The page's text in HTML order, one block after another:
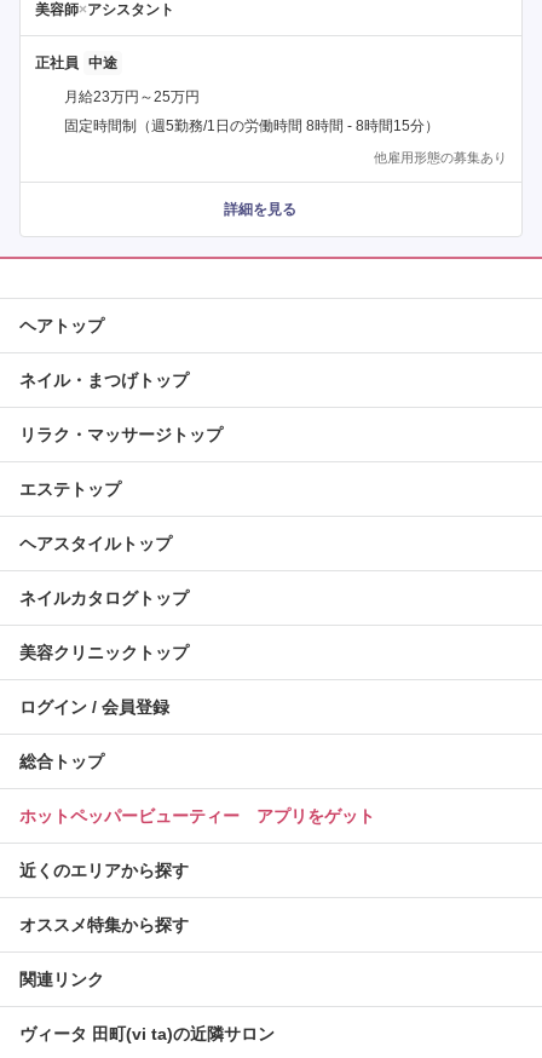
美容師×アシスタント
正社員
月給23万円～25万円
固定時間制（週5勤務/1日の労働時間 8時間 - 8時間15分）
他雇用形態の募集あり
詳細を見る
ヘアトップ
ネイル・まつげトップ
リラク・マッサージトップ
エステトップ
ヘアスタイルトップ
ネイルカタログトップ
美容クリニックトップ
ログイン / 会員登録
総合トップ
ホットペッパービューティー アプリをゲット
近くのエリアから探す
オススメ特集から探す
関連リンク
ヴィータ 田町(vi ta)の近隣サロン